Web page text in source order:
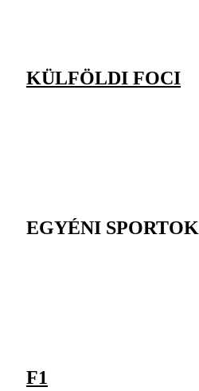
KÜLFÖLDI FOCI
EGYÉNI SPORTOK
F1